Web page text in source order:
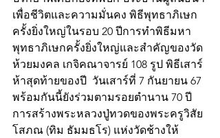
เพื่อชีวิตและความมั่นคง พิธีพุทธาภิเษก
ครั้งยิ่งใหญ่ในรอบ 20 ปีการทำพิธีมหา
พุทธาภิเษกครั้งยิ่งใหญ่และสำคัญของวัด
ห้วยมงคล เกจิคณาจารย์ 108 รูป พิธีเสาร์
ห้าสุดท้ายของปี  วันเสาร์ที่ 7 กันยายน 67
พร้อมกันนี้ยังร่วมตามรอยตำนาน 70 ปี
การสร้างพระหลวงปู่ทวดของพระครูวิสัย
โสภณ (ทิม ธัมมธโร) แห่งวัดช้างให้